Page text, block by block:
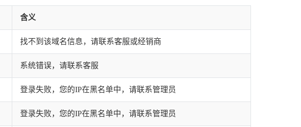
含义
找不到该域名信息，请联系客服或经销商
系统错误，请联系客服
登录失败，您的IP在黑名单中，请联系管理员
登录失败，您的IP在黑名单中，请联系管理员